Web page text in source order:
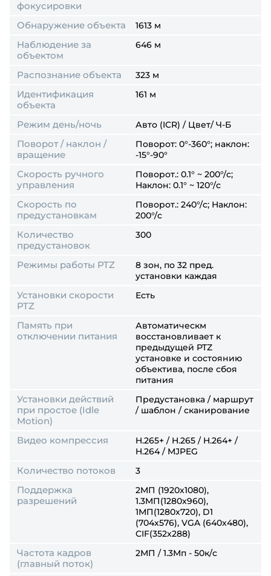
фокусировки
Обнаружение объекта 1613 м
Наблюдение за
объектом
646 м
Распознание объекта 323 м
Идентификация
объекта
161 м
Режим день/ночь Авто (ICR) / Цвет/ Ч-Б
Поворот / наклон /
вращение
Поворот: 0°-360°; наклон:
-15°-90°
Скорость ручного
управления
Поворот.: 0.1° ~ 200°/с;
Наклон: 0.1° ~ 120°/с
Скорость по
предустановкам
Поворот.: 240°/с; Наклон:
200°/с
Количество
предустановок
300
Режимы работы PTZ
8 зон, по 32 пред.
установки каждая
Установки скорости
PTZ
Есть
Память при
отключении питания
Автоматическм
восстановливает к
предыдущей PTZ
установке и состоянию
объектива, после сбоя
питания
Установки действий
при простое (Idle
Motion)
Предустановка / маршрут
/ шаблон / сканирование
Видео компрессия
H.265+ / H.265 / H.264+ /
H.264 / MJPEG
Количество потоков 3
Поддержка
разрешений
2МП (1920x1080),
1.3MП(1280x960),
1МП(1280x720), D1
(704x576), VGA (640x480),
CIF(352x288)
Частота кадров
(главный поток)
2МП / 1.3Мп - 50к/с